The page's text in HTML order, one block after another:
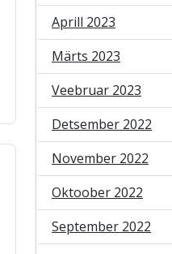
Aprill 2023
Märts 2023
Veebruar 2023
Detsember 2022
November 2022
Oktoober 2022
September 2022